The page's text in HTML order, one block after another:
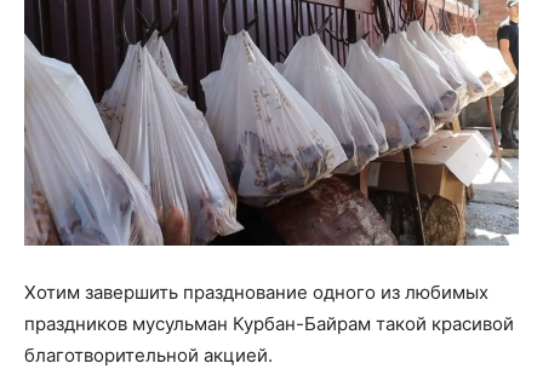
Хотим завершить празднование одного из любимых
праздников мусульман Курбан-Байрам такой красивой
благотворительной акцией.